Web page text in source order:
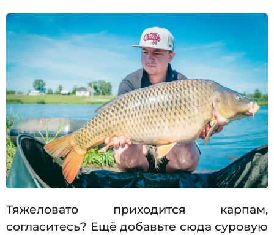
Тяжеловато приходится карпам,
согласитесь? Ещё добавьте сюда суровую